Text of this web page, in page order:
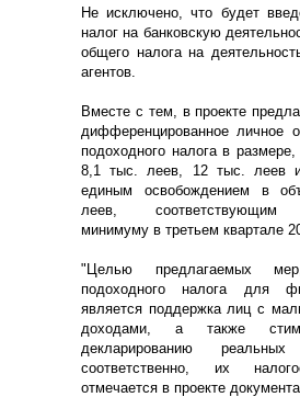
Не исключено, что будет
налог на банковскую
общего налога на
агентов.
Вместе с тем, в проекте
дифференцированное личное
подоходного налога в размере,
8,1 тыс. леев, 12 тыс. леев
единым освобождением в
леев, соответствующим
минимуму в третьем квартале
"Целью предлагаемых
подоходного налога для
является поддержка лиц с
доходами, а также
декларированию
соответственно, их
отмечается в проекте